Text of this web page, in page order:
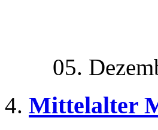
05.
Mittelalter